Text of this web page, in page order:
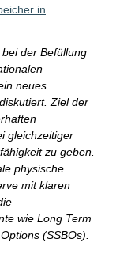
in
der Befüllung
neues
Ziel der
gleichzeitiger
zu geben.
physische
mit klaren
wie Long Term
(SSBOs).